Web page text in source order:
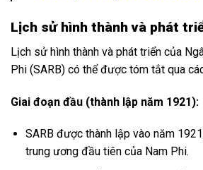
Lịch sử hình thành và phát
Lịch sử hình thành và phát triển của
Phi (SARB) có thể được tóm tắt qua
Giai đoạn đầu (thành lập năm 1921):
SARB được thành lập vào năm
trung ương đầu tiên của Nam Phi.